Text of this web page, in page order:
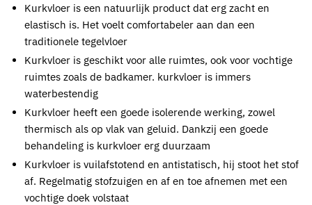
Kurkvloer is een natuurlijk product dat erg zacht en
elastisch is. Het voelt comfortabeler aan dan een
traditionele tegelvloer
Kurkvloer is geschikt voor alle ruimtes, ook voor vochtige
ruimtes zoals de badkamer. kurkvloer is immers
waterbestendig
Kurkvloer heeft een goede isolerende werking, zowel
thermisch als op vlak van geluid. Dankzij een goede
behandeling is kurkvloer erg duurzaam
Kurkvloer is vuilafstotend en antistatisch, hij stoot het stof
af. Regelmatig stofzuigen en af en toe afnemen met een
vochtige doek volstaat